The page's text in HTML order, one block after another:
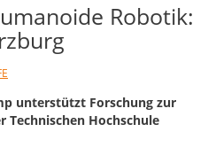
Robotik:
unterstützt Forschung zur
Hochschule